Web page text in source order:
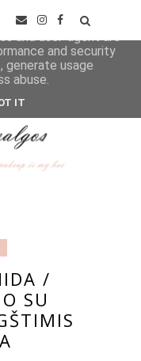
/
SU
deliver its services
and user-agent are
and security
generate usage
abuse.
IT